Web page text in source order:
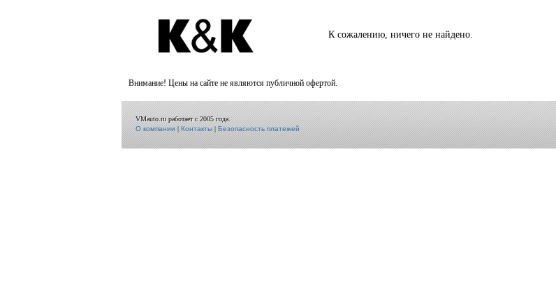
К сожалению, ничего не найдено.
Внимание! Цены на сайте не являются публичной офертой.
VMauto.ru работает с 2005 года.
О компании|Контакты|Безопасность платежей